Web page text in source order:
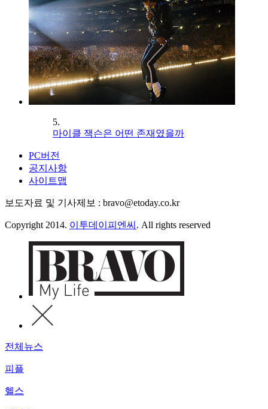
5.
마이클 잭슨은 어떤 존재였을까
PC버전
공지사항
사이트맵
보도자료 및 기사제보 : bravo@etoday.co.kr
Copyright 2014. 이투데이피엔씨 . All rights reserved
전체뉴스
피플
헬스